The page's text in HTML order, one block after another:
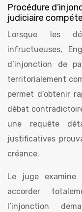
Procédure
judiciaire
Lorsque les
infructueuses,
d’injonction de
territorialement
permet d’obtenir
débat
une requête
justificatives
créance.
Le juge
accorder
l’injonction